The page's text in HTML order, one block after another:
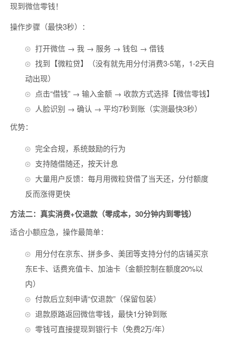
现到微信零钱！
操作步骤（最快3秒）：
打开微信 → 我 → 服务 → 钱包 → 借钱
找到【微粒贷】（没有就先用分付消费3-5笔，1-2天自
动出现）
点击“借钱” → 输入金额 → 收款方式选择【微信零钱】
人脸识别 → 确认 → 平均7秒到账（实测最快3秒）
优势：
完全合规，系统鼓励的行为
支持随借随还，按天计息
大量用户反馈：每月用微粒贷借了当天还，分付额度
反而涨得更快
方法二：真实消费+仅退款（零成本，30分钟内到零钱）
适合小额应急，操作最简单：
用分付在京东、拼多多、美团等支持分付的店铺买京
东E卡、话费充值卡、加油卡（金额控制在额度20%以
内）
付款后立刻申请“仅退款”（保留包装）
退款原路返回微信零钱，最快1分钟到账
零钱可直接提现到银行卡（免费2万/年）